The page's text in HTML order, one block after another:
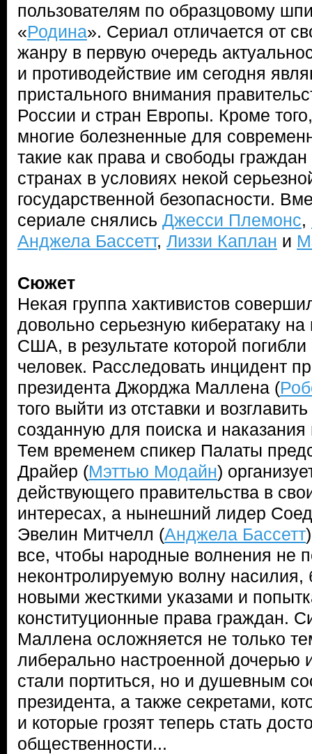
пользователям по образцовому
«Родина». Сериал отличается от
жанру в первую очередь
и противодействие им сегодня
пристального внимания
России и стран Европы. Кроме
многие болезненные для
такие как права и свободы
странах в условиях некой
государственной безопасности.
сериале снялись Джесси Племонс,
Анджела Бассетт, Лиззи Каплан и
Сюжет
Некая группа хактивистов
довольно серьезную кибератаку
США, в результате которой
человек. Расследовать инцидент
президента Джорджа Маллена (
того выйти из отставки и
созданную для поиска и
Тем временем спикер Палаты
Драйер (Мэттью Модайн)
действующего правительства в
интересах, а нынешний лидер
Эвелин Митчелл (Анджела Бассетт
все, чтобы народные волнения не
неконтролируемую волну
новыми жесткими указами и
конституционные права граждан.
Маллена осложняется не только
либерально настроенной дочерью
стали портиться, но и душевным
президента, а также секретами,
и которые грозят теперь стать
общественности...